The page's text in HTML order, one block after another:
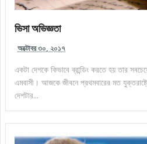
ভিসা অভিজ্ঞতা
অক্টোবর ৩০, ২০১৭
একটা দেশকে কিভাবে ব্রান্ডিং করতে হয় তার
এমবাসী। আজকে জীবনে প্রথমবারের মত
দেশটার...